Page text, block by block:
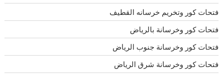
فتحات كور وتخريم خرسانه القطيف
فتحات كور وخرسانة بالرياض
فتحات كور وخرسانة جنوب الرياض
فتحات كور وخرسانة شرق الرياض